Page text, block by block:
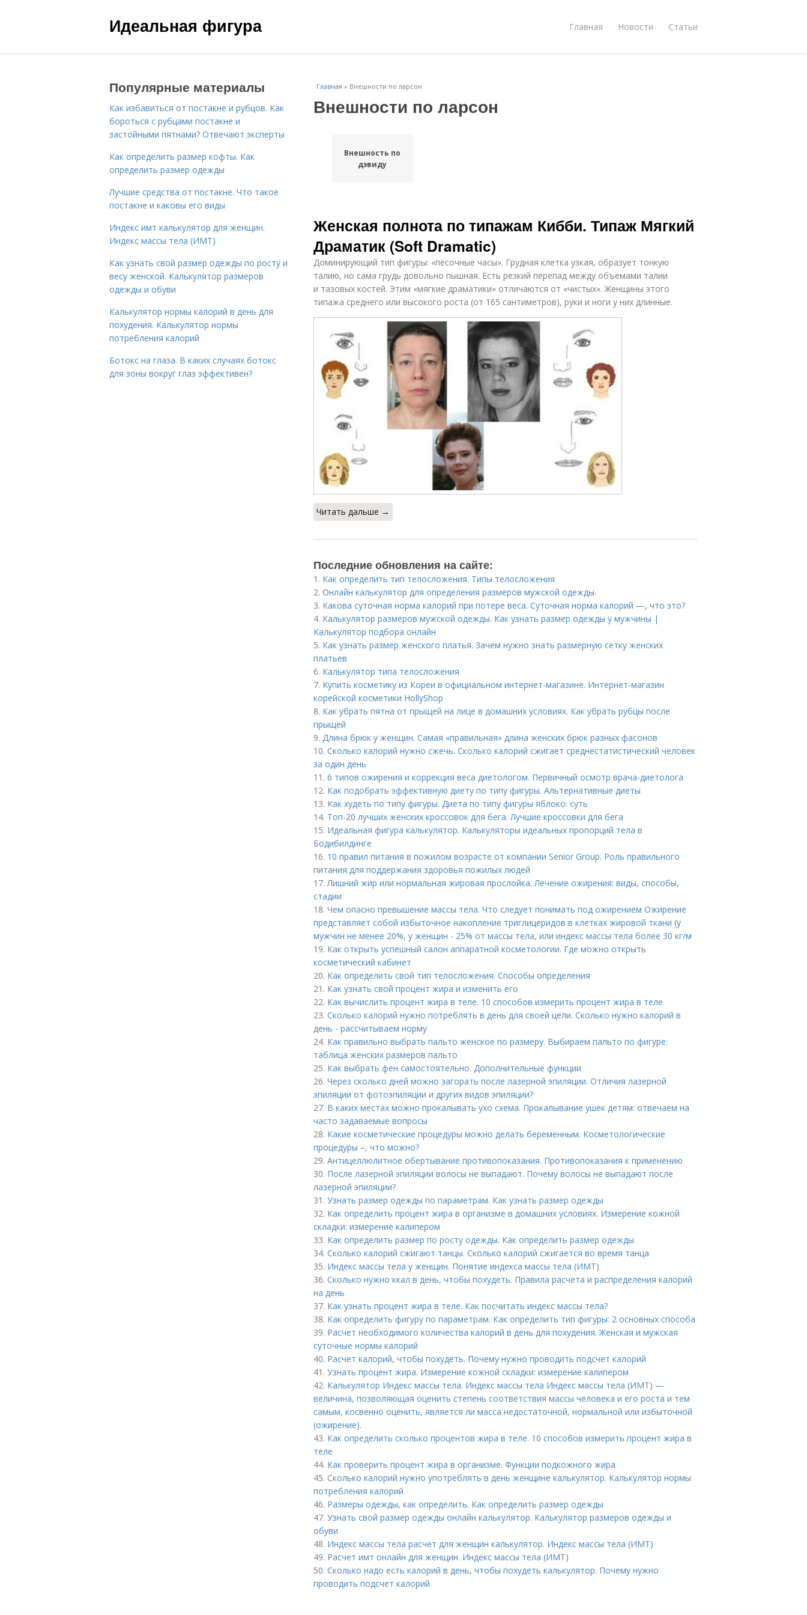
Идеальная фигура Главная Новости Статьи
Главная » Внешности по ларсон
Внешности по ларсон
Внешность по
дэвиду
Женская полнота по типажам Кибби. Типаж Мягкий
Драматик (Soft Dramatic)
Доминирующий тип фигуры: «песочные часы». Грудная клетка узкая, образует тонкую
талию, но сама грудь довольно пышная. Есть резкий перепад между объемами талии
и тазовых костей. Этим «мягкие драматики» отличаются от «чистых». Женщины этого
типажа среднего или высокого роста (от 165 сантиметров), руки и ноги у них длинные.
Читать дальше →
Последние обновления на сайте:
1. Как определить тип телосложения. Типы телосложения
2. Онлайн калькулятор для определения размеров мужской одежды.
3. Какова суточная норма калорий при потере веса. Суточная норма калорий —, что это?
4. Калькулятор размеров мужской одежды. Как узнать размер одежды у мужчины |
Калькулятор подбора онлайн
5. Как узнать размер женского платья. Зачем нужно знать размерную сетку женских
платьев
6. Калькулятор типа телосложения
7. Купить косметику из Кореи в официальном интернет-магазине. Интернет-магазин
корейской косметики HollyShop
8. Как убрать пятна от прыщей на лице в домашних условиях. Как убрать рубцы после
прыщей
9. Длина брюк у женщин. Самая «правильная» длина женских брюк разных фасонов
10. Сколько калорий нужно сжечь. Сколько калорий сжигает среднестатистический человек
за один день
11. 6 типов ожирения и коррекция веса диетологом. Первичный осмотр врача-диетолога
12. Как подобрать эффективную диету по типу фигуры. Альтернативные диеты
13. Как худеть по типу фигуры. Диета по типу фигуры яблоко: суть
14. Топ-20 лучших женских кроссовок для бега. Лучшие кроссовки для бега
15. Идеальная фигура калькулятор. Калькуляторы идеальных пропорций тела в
Бодибилдинге
16. 10 правил питания в пожилом возрасте от компании Senior Group. Роль правильного
питания для поддержания здоровья пожилых людей
17.Лишний жир или нормальная жировая прослойка. Лечение ожирения: виды, способы,
стадии
18. Чем опасно превышение массы тела. Что следует понимать под ожирением Ожирение
представляет собой избыточное накопление триглицеридов в клетках жировой ткани (у
мужчин не менее 20%, у женщин - 25% от массы тела, или индекс массы тела более 30 кг/м
19. Как открыть успешный салон аппаратной косметологии. Где можно открыть
косметический кабинет
20. Как определить свой тип телосложения. Способы определения
21. Как узнать свой процент жира и изменить его
22. Как вычислить процент жира в теле. 10 способов измерить процент жира в теле
23. Сколько калорий нужно потреблять в день для своей цели. Сколько нужно калорий в
день - рассчитываем норму
24. Как правильно выбрать пальто женское по размеру. Выбираем пальто по фигуре:
таблица женских размеров пальто
25. Как выбрать фен самостоятельно. Дополнительные функции
26. Через сколько дней можно загорать после лазерной эпиляции. Отличия лазерной
эпиляции от фотоэпиляции и других видов эпиляции?
27. В каких местах можно прокалывать ухо схема. Прокалывание ушек детям: отвечаем на
часто задаваемые вопросы
28. Какие косметические процедуры можно делать беременным. Косметологические
процедуры –, что можно?
29. Антицеллюлитное обертывание противопоказания. Противопоказания к применению
30. После лазерной эпиляции волосы не выпадают. Почему волосы не выпадают после
лазерной эпиляции?
31. Узнать размер одежды по параметрам. Как узнать размер одежды
32. Как определить процент жира в организме в домашних условиях. Измерение кожной
складки: измерение калипером
33. Как определить размер по росту одежды. Как определить размер одежды
34. Сколько калорий сжигают танцы. Сколько калорий сжигается во время танца
35. Индекс массы тела у женщин. Понятие индекса массы тела (ИМТ)
36. Сколько нужно ккал в день, чтобы похудеть. Правила расчета и распределения калорий
на день
37. Как узнать процент жира в теле. Как посчитать индекс массы тела?
38. Как определить фигуру по параметрам. Как определить тип фигуры: 2 основных способа
39. Расчет необходимого количества калорий в день для похудения. Женская и мужская
суточные нормы калорий
40. Расчет калорий, чтобы похудеть. Почему нужно проводить подсчет калорий
41. Узнать процент жира. Измерение кожной складки: измерение калипером
42. Калькулятор Индекс массы тела. Индекс массы тела Индекс массы тела (ИМТ) —
величина, позволяющая оценить степень соответствия массы человека и его роста и тем
самым, косвенно оценить, является ли масса недостаточной, нормальной или избыточной
(ожирение).
43. Как определить сколько процентов жира в теле. 10 способов измерить процент жира в
теле
44. Как проверить процент жира в организме. Функции подкожного жира
45. Сколько калорий нужно употреблять в день женщине калькулятор. Калькулятор нормы
потребления калорий
46. Размеры одежды, как определить. Как определить размер одежды
47. Узнать свой размер одежды онлайн калькулятор. Калькулятор размеров одежды и
обуви
48. Индекс массы тела расчет для женщин калькулятор. Индекс массы тела (ИМТ)
49. Расчет имт онлайн для женщин. Индекс массы тела (ИМТ)
50. Сколько надо есть калорий в день, чтобы похудеть калькулятор. Почему нужно
проводить подсчет калорий
Популярные материалы
Как избавиться от постакне и рубцов. Как
бороться с рубцами постакне и
застойными пятнами? Отвечают эксперты
Как определить размер кофты. Как
определить размер одежды
Лучшие средства от постакне. Что такое
постакне и каковы его виды
Индекс имт калькулятор для женщин.
Индекс массы тела (ИМТ)
Как узнать свой размер одежды по росту и
весу женской. Калькулятор размеров
одежды и обуви
Калькулятор нормы калорий в день для
похудения. Калькулятор нормы
потребления калорий
Ботокс на глаза. В каких случаях ботокс
для зоны вокруг глаз эффективен?